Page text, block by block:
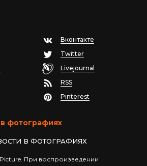
Вконтакте
Twitter
Livejournal
RSS
Pinterest
фотографиях
В ФОТОГРАФИЯХ
При воспроизведении